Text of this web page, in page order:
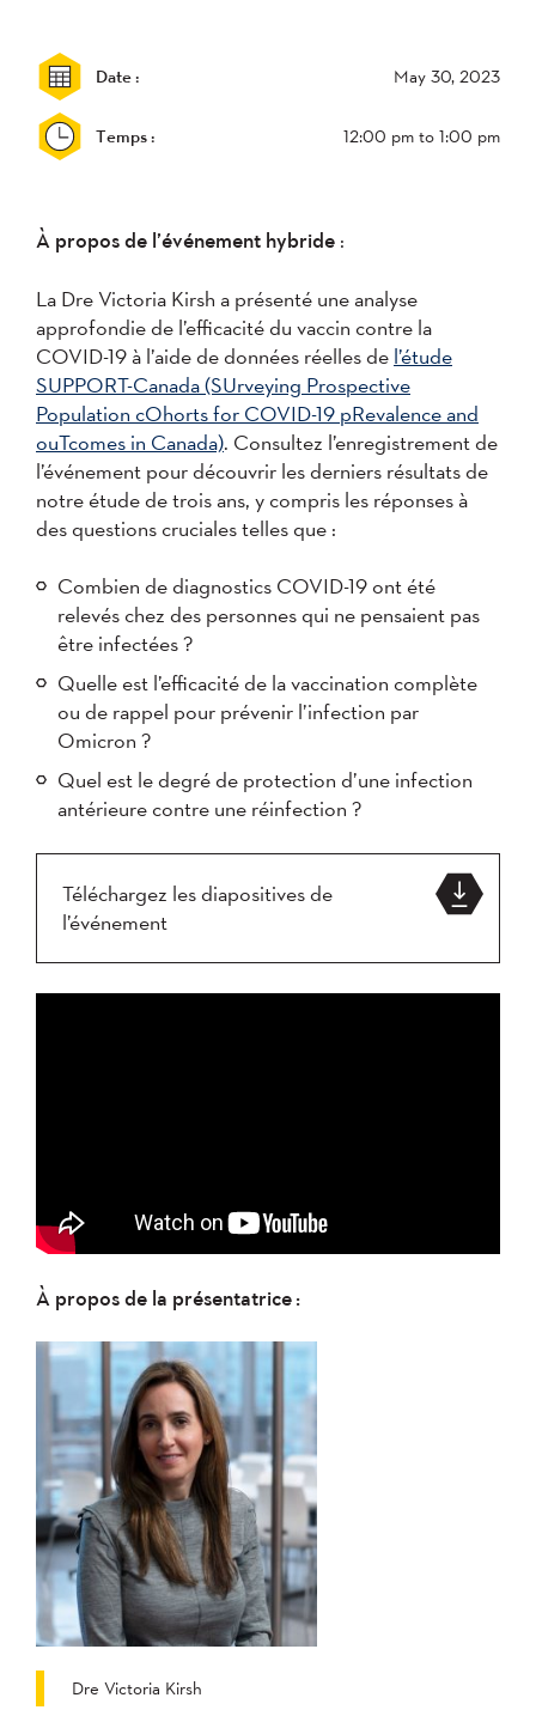
Date : May 30, 2023
Temps : 12:00 pm to 1:00 pm
À propos de l’événement hybride :
La Dre Victoria Kirsh a présenté une analyse
approfondie de l’efficacité du vaccin contre la
COVID-19 à l’aide de données réelles de l’étude
SUPPORT-Canada (SUrveying Prospective
Population cOhorts for COVID-19 pRevalence and
ouTcomes in Canada). Consultez l’enregistrement de
l’événement pour découvrir les derniers résultats de
notre étude de trois ans, y compris les réponses à
des questions cruciales telles que :
Combien de diagnostics COVID-19 ont été
relevés chez des personnes qui ne pensaient pas
être infectées ?
Quelle est l’efficacité de la vaccination complète
ou de rappel pour prévenir l’infection par
Omicron ?
Quel est le degré de protection d’une infection
antérieure contre une réinfection ?
Téléchargez les diapositives de
l’événement
À propos de la présentatrice :
Dre Victoria Kirsh